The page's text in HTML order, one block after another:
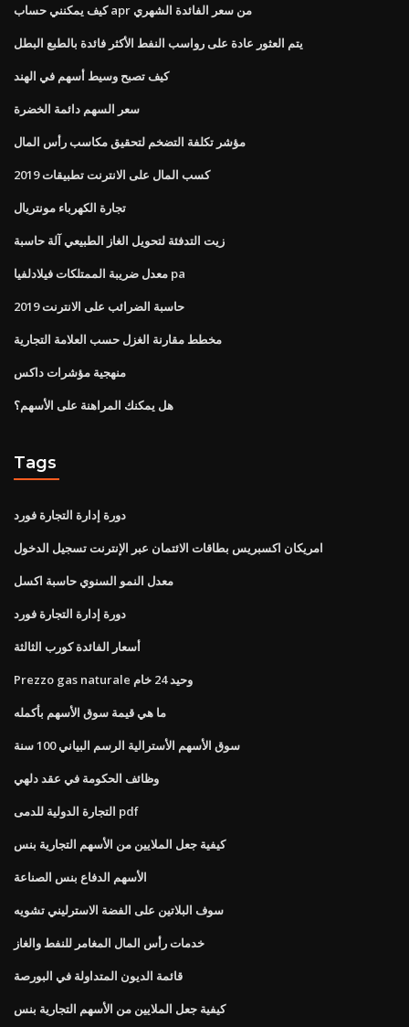
كيف يمكنني حساب apr من سعر الفائدة الشهري
يتم العثور عادة على رواسب النفط الأكثر فائدة بالطبع البطل
كيف تصبح وسيط أسهم في الهند
سعر السهم دائمة الخضرة
مؤشر تكلفة التضخم لتحقيق مكاسب رأس المال
كسب المال على الانترنت تطبيقات 2019
تجارة الكهرباء مونتريال
زيت التدفئة لتحويل الغاز الطبيعي آلة حاسبة
معدل ضريبة الممتلكات فيلادلفيا pa
حاسبة الضرائب على الانترنت 2019
مخطط مقارنة الغزل حسب العلامة التجارية
منهجية مؤشرات داكس
هل يمكنك المراهنة على الأسهم؟
Tags
دورة إدارة التجارة فورد
امريكان اكسبريس بطاقات الائتمان عبر الإنترنت تسجيل الدخول
معدل النمو السنوي حاسبة اكسل
دورة إدارة التجارة فورد
أسعار الفائدة كورب الثالثة
Prezzo gas naturale وحيد 24 خام
ما هي قيمة سوق الأسهم بأكمله
سوق الأسهم الأسترالية الرسم البياني 100 سنة
وظائف الحكومة في عقد دلهي
التجارة الدولية للدمى pdf
كيفية جعل الملايين من الأسهم التجارية بنس
الأسهم الدفاع بنس الصناعة
سوف البلاتين على الفضة الاسترليني تشويه
خدمات رأس المال المغامر للنفط والغاز
قائمة الديون المتداولة في البورصة
كيفية جعل الملايين من الأسهم التجارية بنس